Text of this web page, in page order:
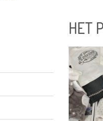
HET